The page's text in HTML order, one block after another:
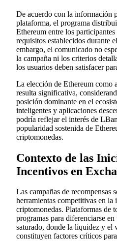
De acuerdo con la información
plataforma, el programa
Ethereum entre los
requisitos establecidos durante
embargo, el comunicado no
la campaña ni los criterios
los usuarios deben satisfacer
La elección de Ethereum como
resulta significativa,
posición dominante en el
inteligentes y aplicaciones
podría reflejar el interés de
popularidad sostenida de
criptomonedas.
Contexto de las
Incentivos en
Las campañas de recompensas
herramientas competitivas en la
criptomonedas. Plataformas de
programas para diferenciarse
saturado, donde la liquidez y el
constituyen factores críticos